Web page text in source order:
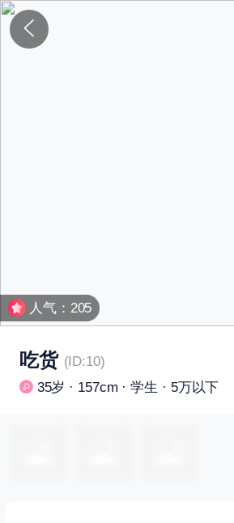
人气：205
吃货 (ID:10)
35岁 · 157cm · 学生 · 5万以下